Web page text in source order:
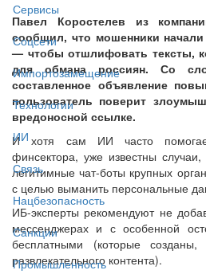
Сервисы
Соцсети
Импортозамещение
Технологии
ИИ
Связь
Нацбезопасность
Санкции
Промышленность
Павел Коростелев из
сообщил, что мошенники
— чтобы отшлифовать тексты,
для обмана россиян. Со
составленное объявление
пользователь поверит
вредоносной ссылке.
И хотя сам ИИ часто
финсектора, уже известны
легитимные чат-боты крупных
с целью выманить персональные
ИБ-эксперты рекомендуют не
мессенджерах и с особенной
бесплатными (которые
развлекательного контента).